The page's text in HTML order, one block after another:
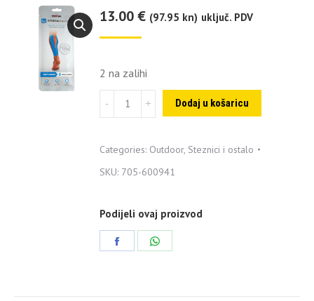
13.00€ (97.95 kn) uključ. PDV
2 na zalihi
Ironman
Strengthtape
Quad
quantity
Dodaj u košaricu
Categories: Outdoor, Steznici i ostalo
SKU: 705-600941
Podijeli ovaj proizvod